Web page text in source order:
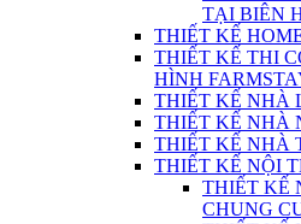
TẠI BIÊN
THIẾT KẾ
THIẾT KẾ THI
HÌNH
THIẾT KẾ NHÀ
THIẾT KẾ NHÀ
THIẾT KẾ NHÀ
THIẾT KẾ NỘI
THIẾT KẾ
CHUNG